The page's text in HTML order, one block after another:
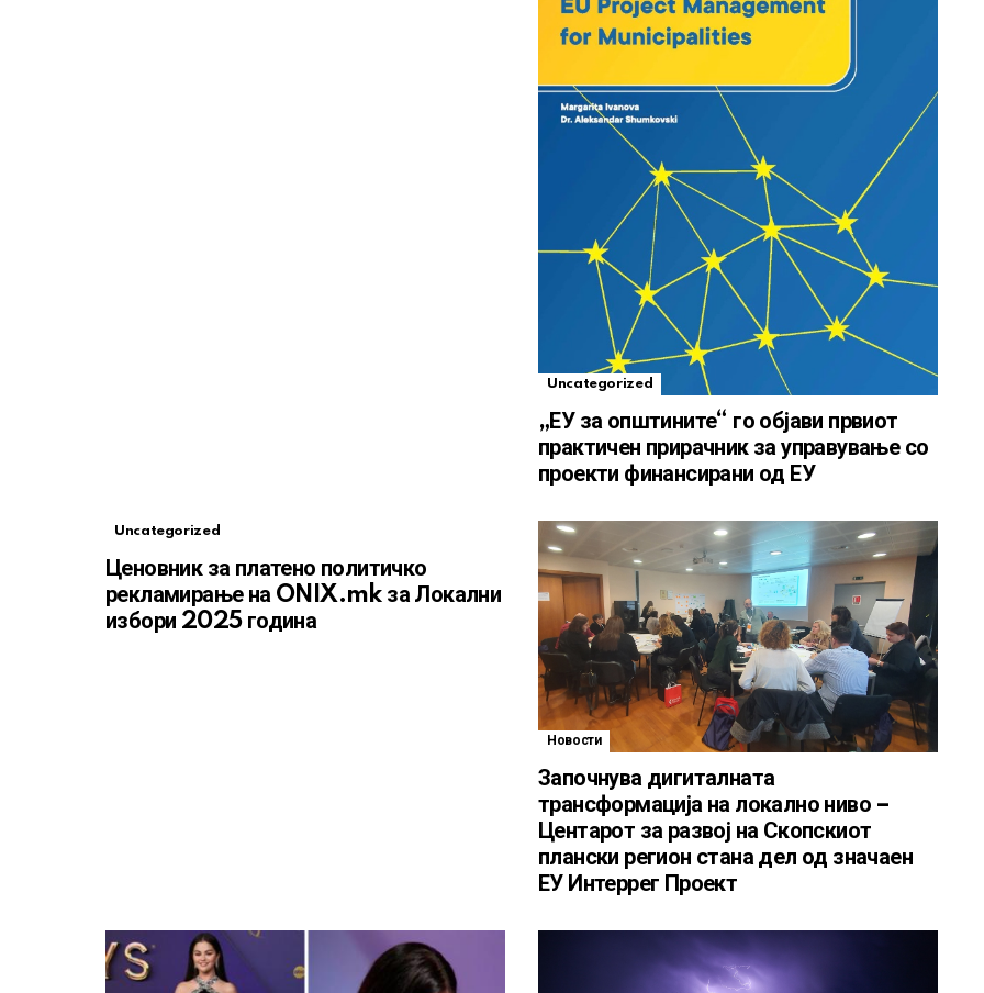
Uncategorized
„ЕУ за општините“ го објави првиот
практичен прирачник за управување со
проекти финансирани од ЕУ
Uncategorized
Ценовник за платено политичко
рекламирање на ONIX.mk за Локални
избори 2025 година
Новости
Започнува дигиталната
трансформација на локално ниво –
Центарот за развој на Скопскиот
плански регион стана дел од значаен
ЕУ Интеррег Проект